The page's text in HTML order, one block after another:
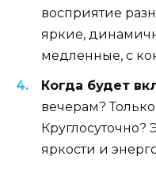
восприятие
яркие,
медленные, с
Когда будет
вечерам?
Круглосуточно?
яркости и